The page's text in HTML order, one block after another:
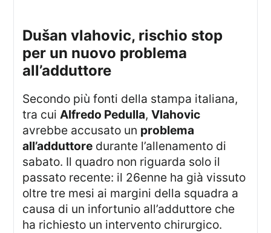
dušan vlahovic, rischio stop
per un nuovo problema
all’adduttore
Secondo più fonti della stampa italiana,
tra cuiAlfredo Pedulla,Vlahovic
avrebbe accusato un problema
all’adduttore durante l’allenamento di
sabato. Il quadro non riguarda solo il
passato recente: il 26enne ha già vissuto
oltre tre mesi ai margini della squadra a
causa di un infortunio all’adduttore che
ha richiesto un intervento chirurgico.